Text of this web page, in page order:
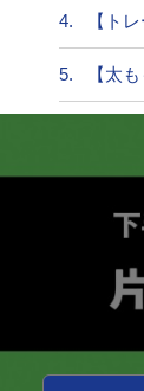
4. 【ト
5. 【太